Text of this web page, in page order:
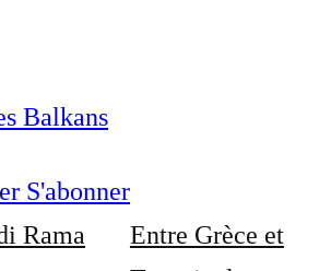
Balkans
S'abonner
Rama
Entre Grèce et